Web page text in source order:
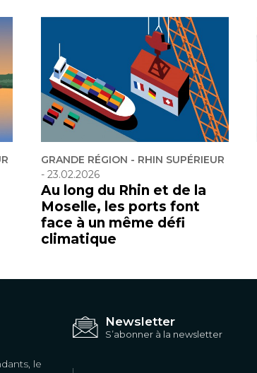
GRANDE RÉGION - RHIN SUPÉRIEUR
- 23.02.2026
Au long du Rhin et de la
Moselle, les ports font
face à un même défi
climatique
le
Newsletter
S’abonner à la newsletter